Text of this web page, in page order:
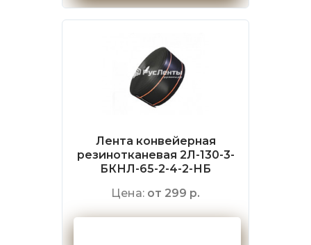
Лента конвейерная
резинотканевая 2Л-130-3-
БКНЛ-65-2-4-2-НБ
Цена: от 299 р.